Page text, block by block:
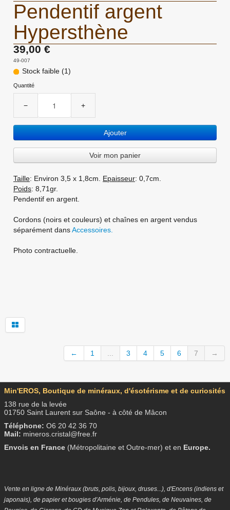
Pendentif argent
Hypersthène
39,00 €
49-007
Stock faible (1)
Quantité
− +
Ajouter
Voir mon panier
Taille: Environ 3,5 x 1,8cm. Epaisseur: 0,7cm.
Poids: 8,71gr.
Pendentif en argent.
Cordons (noirs et couleurs) et chaînes en argent vendus
séparément dansAccessoires.
Photo contractuelle.
← 1 3 4 5 6 7 →
Min'EROS, Boutique de minéraux, d'ésotérisme et de curiosités
138 rue de la levée
01750 Saint Laurent sur Saône - à côté de Mâcon
Téléphone: O6 20 42 36 70
Mail: mineros.cristal@free.fr
Envois en France (Métropolitaine et Outre-mer) et en Europe.
Vente en ligne de Minéraux (bruts, polis, bijoux, druses...), d'Encens (indiens et
japonais), de papier et bougies d'Arménie, de Pendules, de Neuvaines, de